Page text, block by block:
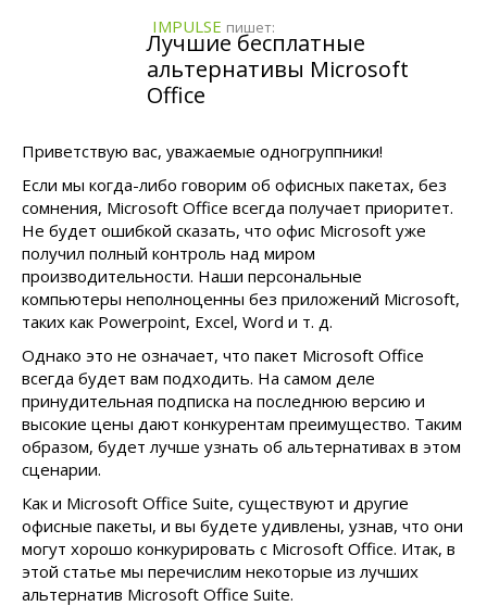
IMPULSE пишет:
Лучшие бесплатные
альтернативы Microsoft
Office
Приветствую вас, уважаемые одногруппники!
Если мы когда-либо говорим об офисных пакетах, без
сомнения, Microsoft Office всегда получает приоритет.
Не будет ошибкой сказать, что офис Microsoft уже
получил полный контроль над миром
производительности. Наши персональные
компьютеры неполноценны без приложений Microsoft,
таких как Powerpoint, Excel, Word и т. д.
Однако это не означает, что пакет Microsoft Office
всегда будет вам подходить. На самом деле
принудительная подписка на последнюю версию и
высокие цены дают конкурентам преимущество. Таким
образом, будет лучше узнать об альтернативах в этом
сценарии.
Как и Microsoft Office Suite, существуют и другие
офисные пакеты, и вы будете удивлены, узнав, что они
могут хорошо конкурировать с Microsoft Office. Итак, в
этой статье мы перечислим некоторые из лучших
альтернатив Microsoft Office Suite.